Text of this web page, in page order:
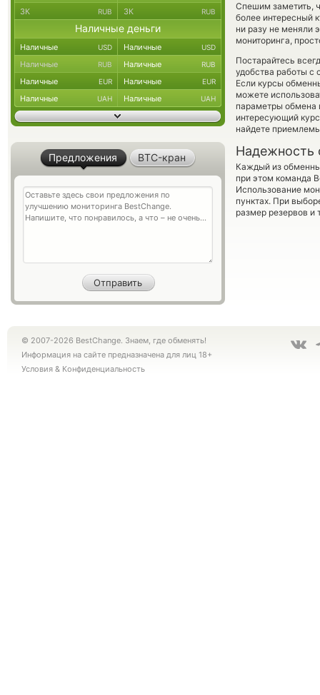
Спешим заметить,
более интересный
ни разу не меняли
мониторинга,
Постарайтесь
удобства работы с
Если курсы
можете
параметры обмена
интересующий
найдете
Надежность
Каждый из
при этом команда
Использование
пунктах. При
размер резервов и
ЗК RUB ЗК RUB
Наличные деньги
Наличные USD Наличные USD
Наличные RUB Наличные RUB
Наличные EUR Наличные EUR
Наличные UAH Наличные UAH
Предложения BTC-кран
© 2007-2026 BestChange. Знаем, где обменять!
Информация на сайте предназначена для лиц 18+
Условия & Конфиденциальность